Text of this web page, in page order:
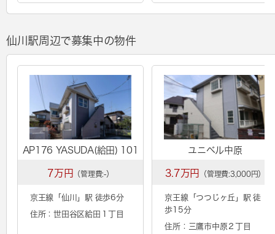
仙川駅周辺で募集中の物件
AP176 YASUDA(給田) 101
7万円 （管理費:-）
京王線「 仙川 」駅 徒歩6分
住所：世田谷区給田１丁目
ユニベル中原
3.7万円 （管理費:3,000円）
京王線「 つつじヶ丘 」駅 徒
歩15分
住所：三鷹市中原２丁目